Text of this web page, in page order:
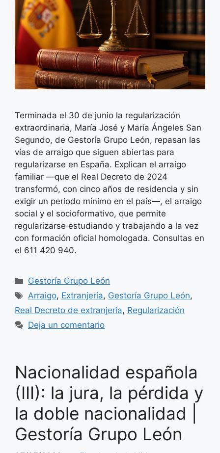
Terminada el 30 de junio la regularización
extraordinaria, María José y María Ángeles San
Segundo, de Gestoría Grupo León, repasan las
vías de arraigo que siguen abiertas para
regularizarse en España. Explican el arraigo
familiar —que el Real Decreto de 2024
transformó, con cinco años de residencia y sin
exigir un periodo mínimo en el país—, el arraigo
social y el socioformativo, que permite
regularizarse estudiando y trabajando a la vez
con formación oficial homologada. Consultas en
el 611 420 940.
Categorías
Gestoría Grupo León
Etiquetas
Arraigo, Extranjería, Gestoría Grupo León,
Real Decreto de extranjería, Regularización
Deja un comentario
Nacionalidad española
(III): la jura, la pérdida y
la doble nacionalidad |
Gestoría Grupo León